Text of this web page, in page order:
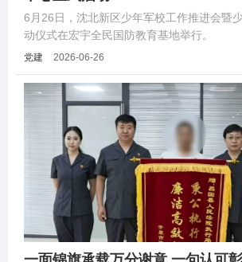
6月26日，沈北新区少年军校工作推进会暨
动仪式在宏宇全民国防教育基地举行。
党建 2026-06-26